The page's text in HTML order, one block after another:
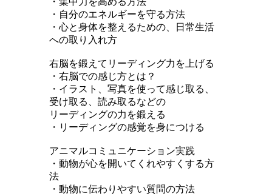
・自分のエネルギーを守る方法
・心と身体を整えるための、日常生活
への取り入れ方
右脳を鍛えてリーディング力を上げる
・右脳での感じ方とは？
・イラスト、写真を使って感じ取る、
受け取る、読み取るなどの
リーディングの力を鍛える
・リーディングの感覚を身につける
アニマルコミュニケーション実践
・動物が心を開いてくれやすくする方
法
・動物に伝わりやすい質問の方法